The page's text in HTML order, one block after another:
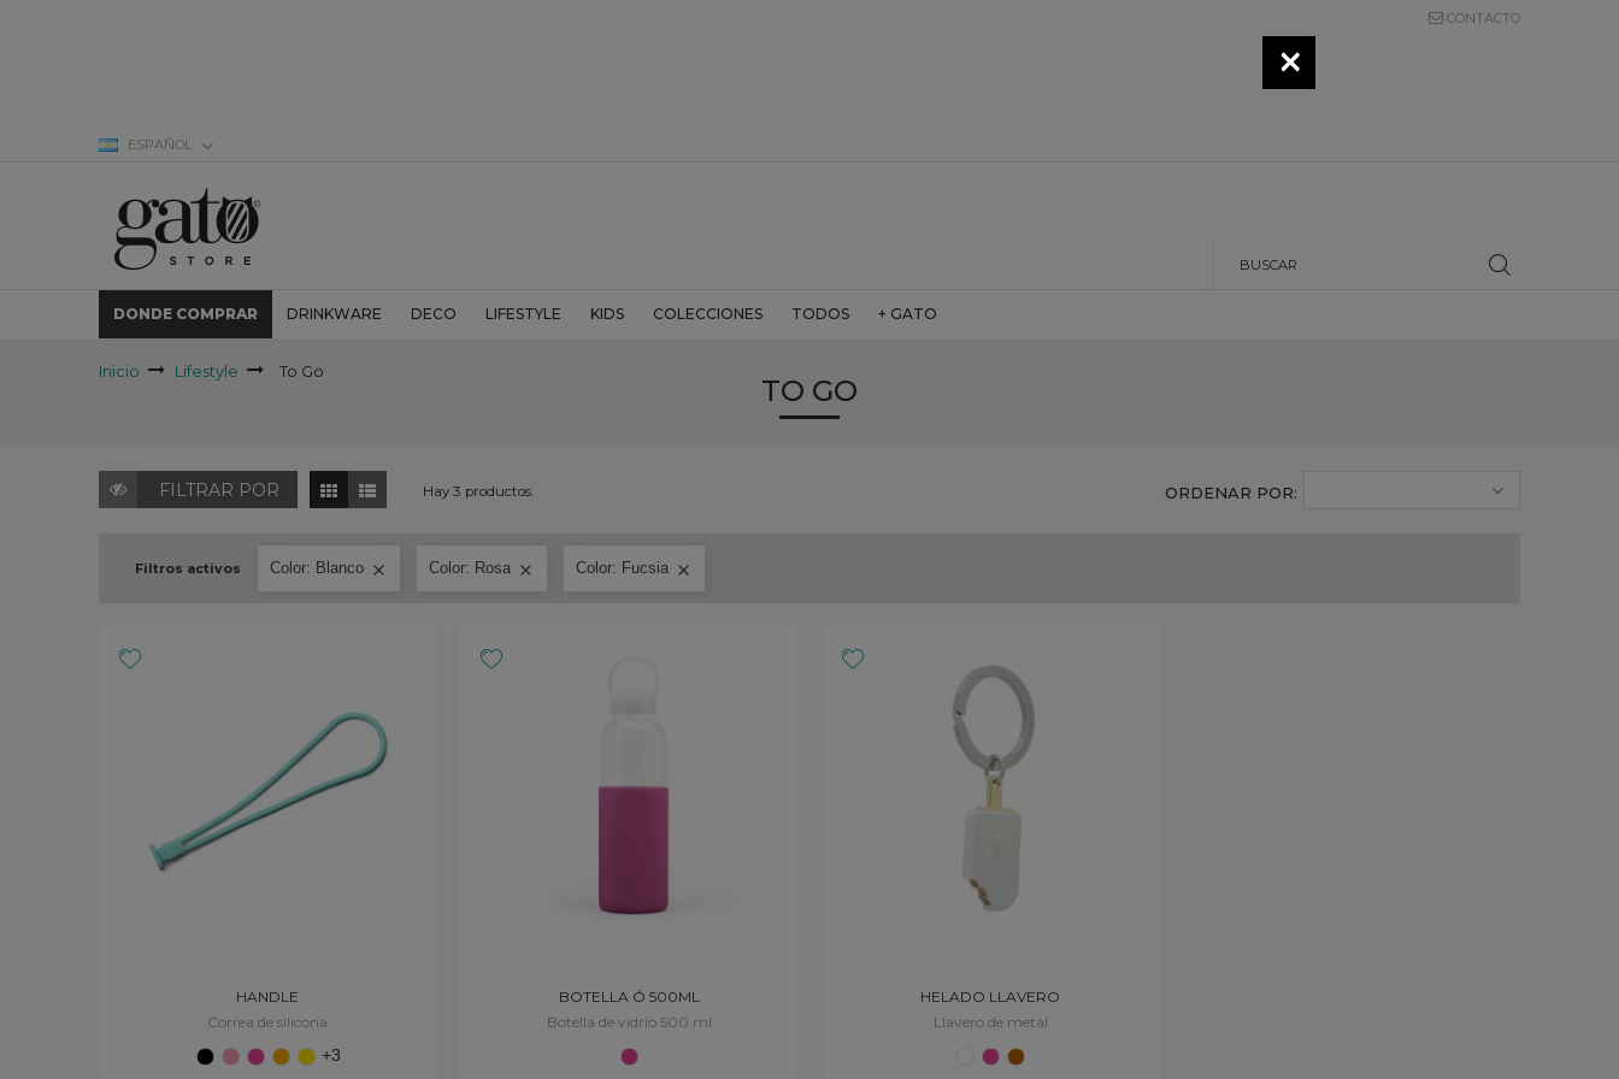
ESPAÑOL
CONTACTO
DONDE COMPRAR DRINKWARE DECO LIFESTYLE KIDS COLECCIONES TODOS + GATO
Inicio Lifestyle To Go
TO GO
FILTRAR POR Hay 3 productos. ORDENAR POR:
Filtros activos Color: Blanco  Color: Rosa  Color: Fucsia 
HANDLE
Correa de silicona
NegroRosaFucsiaNaranja
Amarillo
+3
BOTELLA Ó 500ML
Botella de vidrio 500 ml
Fucsia
HELADO LLAVERO
Llavero de metal
BlancoFucsiaMarrón